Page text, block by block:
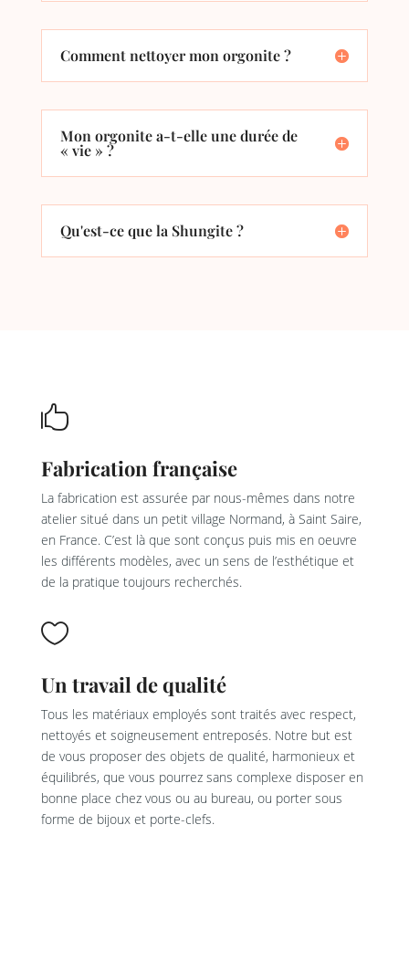
Comment nettoyer mon orgonite ?
Mon orgonite a-t-elle une durée de
« vie » ?
Qu'est-ce que la Shungite ?

Fabrication française
La fabrication est assurée par nous-mêmes dans notre
atelier situé dans un petit village Normand, à Saint Saire,
en France. C’est là que sont conçus puis mis en oeuvre
les différents modèles, avec un sens de l’esthétique et
de la pratique toujours recherchés.

Un travail de qualité
Tous les matériaux employés sont traités avec respect,
nettoyés et soigneusement entreposés. Notre but est
de vous proposer des objets de qualité, harmonieux et
équilibrés, que vous pourrez sans complexe disposer en
bonne place chez vous ou au bureau, ou porter sous
forme de bijoux et porte-clefs.